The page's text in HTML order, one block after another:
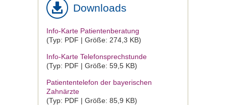
Downloads
Info-Karte Patientenberatung
(Typ: PDF | Größe: 274,3 KB)
Info-Karte Telefonsprechstunde
(Typ: PDF | Größe: 59,5 KB)
Patiententelefon der bayerischen
Zahnärzte
(Typ: PDF | Größe: 85,9 KB)